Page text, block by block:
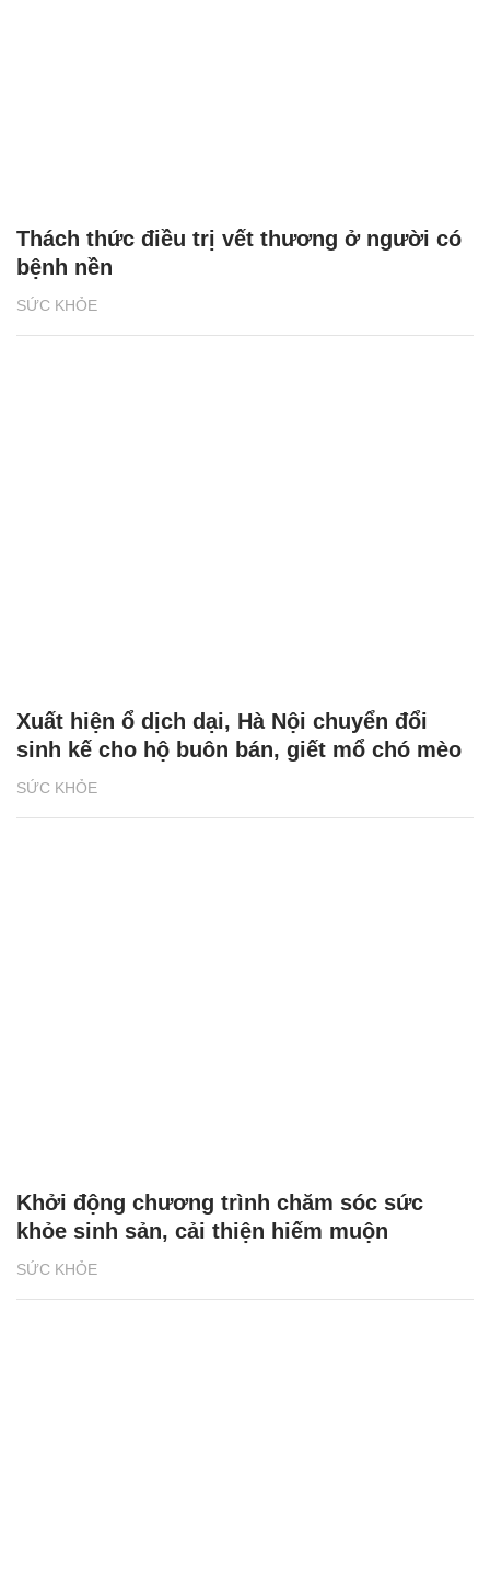
SỨC KHỎE
Thách thức điều trị vết thương ở người có
bệnh nền
SỨC KHỎE
Xuất hiện ổ dịch dại, Hà Nội chuyển đổi
sinh kế cho hộ buôn bán, giết mổ chó mèo
SỨC KHỎE
Khởi động chương trình chăm sóc sức
khỏe sinh sản, cải thiện hiếm muộn